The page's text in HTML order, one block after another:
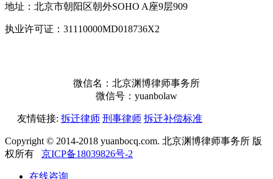
地址：北京市朝阳区朝外SOHO A座9层909
执业许可证：31110000MD018736X2
微信名：北京渊博律师事务所
微信号：yuanbolaw
友情链接: 拆迁律师 刑事律师 拆迁补偿标准
Copyright © 2014-2018 yuanbocq.com. 北京渊博律师事务所 版
权所有
京ICP备18039826号-2
在线咨询